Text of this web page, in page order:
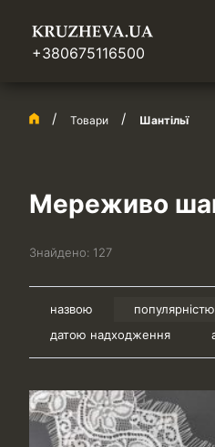
+380675116500
Товари Шантільї
Мереживо
Знайдено: 127
назвою
популярністю
датою надходження